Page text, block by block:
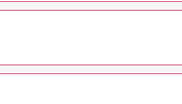
от 90 мин